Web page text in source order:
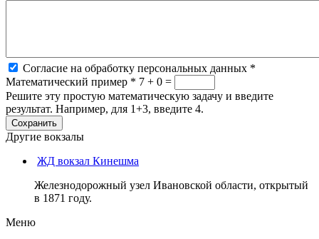
Согласие на обработку персональных данных *
Математический пример * 7 + 0 =
Решите эту простую математическую задачу и введите
результат. Например, для 1+3, введите 4.
Другие вокзалы
ЖД вокзал Кинешма
Железнодорожный узел Ивановской области, открытый
в 1871 году.
Меню